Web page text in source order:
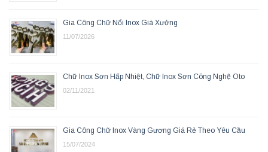
Gia Công Chữ Nổi Inox Giá Xưởng
11/07/2026
Chữ Inox Sơn Hấp Nhiệt, Chữ Inox Sơn Công Nghệ Oto
02/11/2021
Gia Công Chữ Inox Vàng Gương Giá Rẻ Theo Yêu Cầu
15/07/2024